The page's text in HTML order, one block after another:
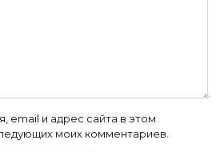
email и адрес сайта в этом
моих комментариев.